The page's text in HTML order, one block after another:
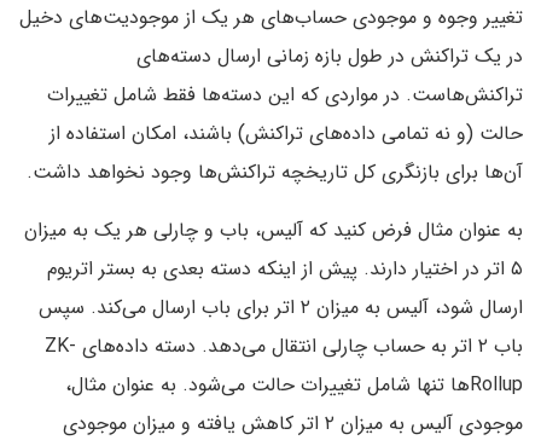
تغییر وجوه و موجودی حساب‌های هر یک از موجودیت‌های دخیل
در یک تراکنش در طول بازه زمانی ارسال دسته‌های
تراکنش‌هاست. در مواردی که این دسته‌ها فقط شامل تغییرات
حالت (و نه تمامی داده‌های تراکنش‌) باشند‌، امکان استفاده از
آن‌ها برای بازنگری کل تاریخچه تراکنش‌ها وجود نخواهد داشت.
به عنوان مثال فرض کنید که آلیس‌، باب و چارلی هر یک به میزان
۵ اتر در اختیار دارند. پیش از اینکه دسته بعدی به بستر اتریوم
ارسال شود‌، آلیس به میزان ۲ اتر برای باب ارسال می‌کند. سپس
باب ۲ اتر به حساب چارلی انتقال می‌دهد. دسته داده‌های ZK-
Rollup‌ها تنها شامل تغییرات حالت می‌شود. به عنوان مثال‌،
موجودی آلیس به میزان ۲ اتر کاهش یافته و میزان موجودی